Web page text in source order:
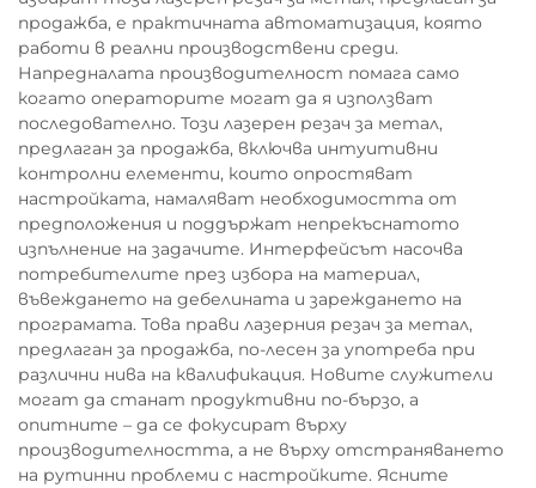
продажба, е практичната автоматизация, която
работи в реални производствени среди.
Напредналата производителност помага само
когато операторите могат да я използват
последователно. Този лазерен резач за метал,
предлаган за продажба, включва интуитивни
контролни елементи, които опростяват
настройката, намаляват необходимостта от
предположения и поддържат непрекъснатото
изпълнение на задачите. Интерфейсът насочва
потребителите през избора на материал,
въвеждането на дебелината и зареждането на
програмата. Това прави лазерния резач за метал,
предлаган за продажба, по-лесен за употреба при
различни нива на квалификация. Новите служители
могат да станат продуктивни по-бързо, а
опитните – да се фокусират върху
производителността, а не върху отстраняването
на рутинни проблеми с настройките. Ясните